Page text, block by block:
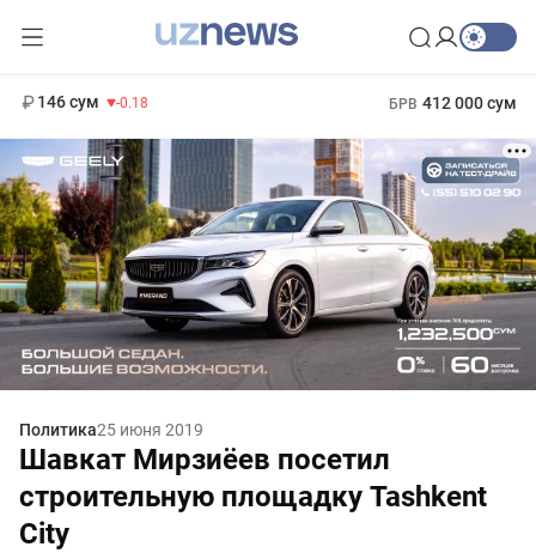
146 сум -0.18 БРВ 412 000 сум
Политика25 июня 2019
Шавкат Мирзиёев посетил
строительную площадку Tashkent
City